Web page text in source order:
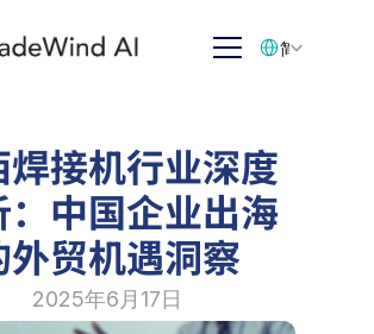
焊接机行业深度
：中国企业出海
外贸机遇洞察
2025年6月17日
简体中文